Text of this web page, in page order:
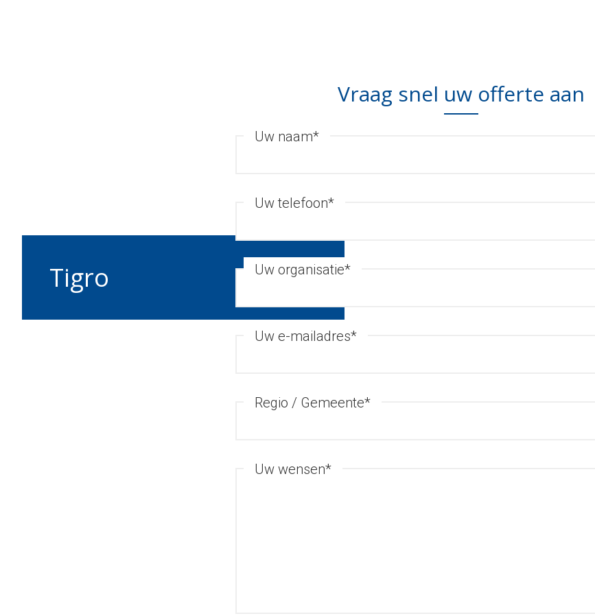
Tigro
Vraag snel uw offerte aan
Uw naam*
Uw telefoon*
Uw organisatie*
Uw e-mailadres*
Regio / Gemeente*
Uw wensen*